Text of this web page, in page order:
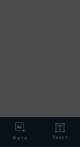
Фото Текст